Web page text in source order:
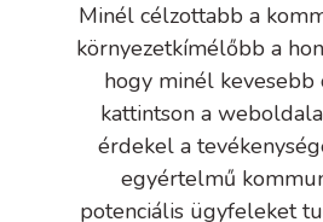
Minél célzottabb a
környezetkímélőbb a
hogy minél
kattintson a
érdekel a
egyértelmű
potenciális ügyfeleket